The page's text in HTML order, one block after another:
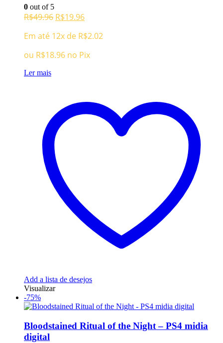
0 out of 5
R$49.96 O
original
era:
R$49.96.
R$19.96O
atual
é:
R$19.96.
Em até 12x de R$2.02
ou R$18.96 no Pix
Ler mais
Add a lista de desejos
Visualizar
-75%
Bloodstained Ritual of the Night – PS4 midia
digital